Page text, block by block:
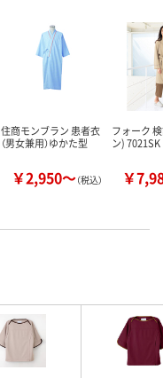
住商モンブラン 患者衣
（男女兼用）ゆかた型
￥2,950～（税込）
フォーク
ン) 7021SK
￥